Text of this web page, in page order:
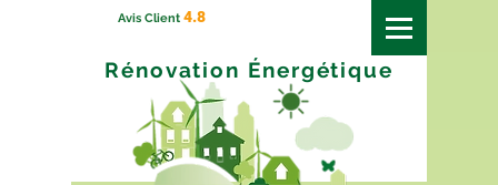
Avis Client 4.8
Rénovation Énergétique